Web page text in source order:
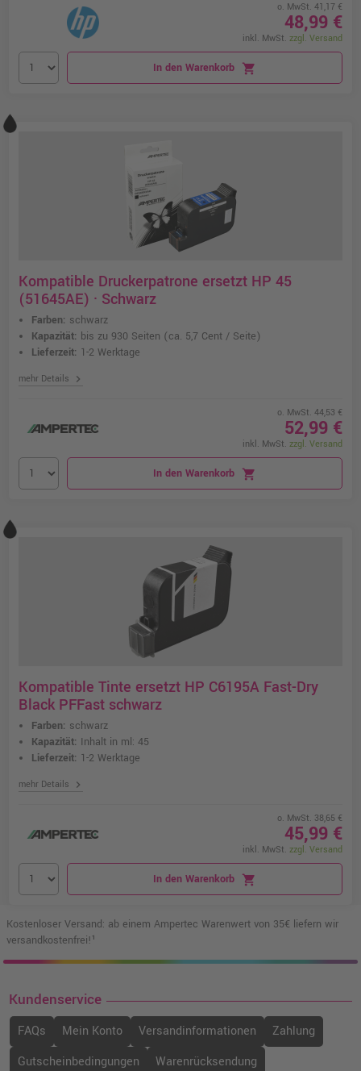
o. MwSt. 41,17 €
48,99 €
inkl. MwSt. zzgl. Versand
In den Warenkorb shopping_cart
Kompatible Druckerpatrone ersetzt HP 45
(51645AE) · Schwarz
Farben: schwarz
Kapazität: bis zu 930 Seiten (ca. 5,7 Cent / Seite)
Lieferzeit: 1-2 Werktage
mehr Details chevron_right
o. MwSt. 44,53 €
52,99 €
inkl. MwSt. zzgl. Versand
In den Warenkorb shopping_cart
Kompatible Tinte ersetzt HP C6195A Fast-Dry
Black PFFast schwarz
Farben: schwarz
Kapazität: Inhalt in ml: 45
Lieferzeit: 1-2 Werktage
mehr Details chevron_right
o. MwSt. 38,65 €
45,99 €
inkl. MwSt. zzgl. Versand
In den Warenkorb shopping_cart
Kostenloser Versand: ab einem Ampertec Warenwert von 35€ liefern wir
versandkostenfrei!¹
Kundenservice
FAQs Mein Konto Versandinformationen
Zahlung
Gutscheinbedingungen
Warenrücksendung